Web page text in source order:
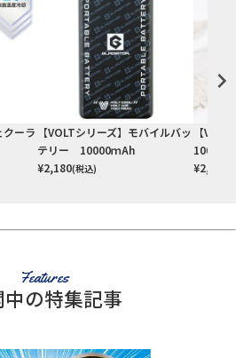
クーラ
【VOLTシリーズ】モバイルバッ
テリー 10000ｍAh
¥2,180(税込)
【VOLT
10000ｍ
¥2,730
Features
中の特集記事